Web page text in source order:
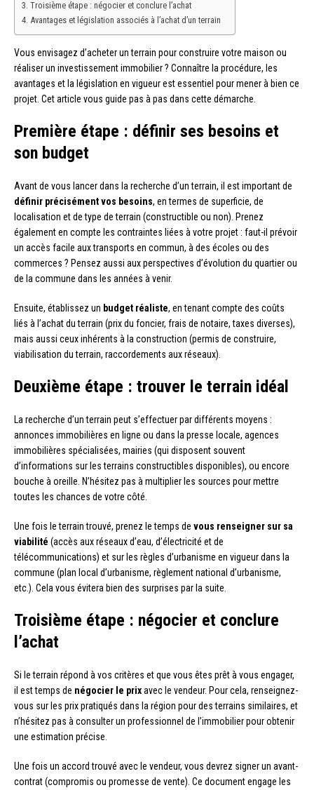
Troisième étape : négocier et conclure l’achat
Avantages et législation associés à l’achat d’un terrain
Vous envisagez d’acheter un terrain pour construire votre maison ou
réaliser un investissement immobilier ? Connaître la procédure, les
avantages et la législation en vigueur est essentiel pour mener à bien ce
projet. Cet article vous guide pas à pas dans cette démarche.
Première étape : définir ses besoins et
son budget
Avant de vous lancer dans la recherche d’un terrain, il est important de
définir précisément vos besoins, en termes de superficie, de
localisation et de type de terrain (constructible ou non). Prenez
également en compte les contraintes liées à votre projet : faut-il prévoir
un accès facile aux transports en commun, à des écoles ou des
commerces ? Pensez aussi aux perspectives d’évolution du quartier ou
de la commune dans les années à venir.
Ensuite, établissez un budget réaliste, en tenant compte des coûts
liés à l’achat du terrain (prix du foncier, frais de notaire, taxes diverses),
mais aussi ceux inhérents à la construction (permis de construire,
viabilisation du terrain, raccordements aux réseaux).
Deuxième étape : trouver le terrain idéal
La recherche d’un terrain peut s’effectuer par différents moyens :
annonces immobilières en ligne ou dans la presse locale, agences
immobilières spécialisées, mairies (qui disposent souvent
d’informations sur les terrains constructibles disponibles), ou encore
bouche à oreille. N’hésitez pas à multiplier les sources pour mettre
toutes les chances de votre côté.
Une fois le terrain trouvé, prenez le temps de vous renseigner sur sa
viabilité (accès aux réseaux d’eau, d’électricité et de
télécommunications) et sur les règles d’urbanisme en vigueur dans la
commune (plan local d’urbanisme, règlement national d’urbanisme,
etc.). Cela vous évitera bien des surprises par la suite.
Troisième étape : négocier et conclure
l’achat
Si le terrain répond à vos critères et que vous êtes prêt à vous engager,
il est temps de négocier le prixavec le vendeur. Pour cela, renseignez-
vous sur les prix pratiqués dans la région pour des terrains similaires, et
n’hésitez pas à consulter un professionnel de l’immobilier pour obtenir
une estimation précise.
Une fois un accord trouvé avec le vendeur, vous devrez signer un avant-
contrat (compromis ou promesse de vente). Ce document engage les